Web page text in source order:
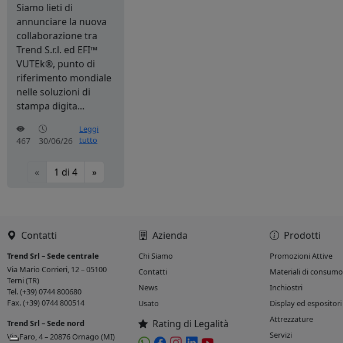
Siamo lieti di
annunciare la nuova
collaborazione tra
Trend S.r.l. ed EFI™
VUTEk®, punto di
riferimento mondiale
nelle soluzioni di
stampa digita...
467 30/06/26
Leggi
tutto
« 1 di 4 »
Contatti
Trend Srl – Sede centrale
Via Mario Corrieri, 12 – 05100
Terni (TR)
Tel. (+39) 0744 800680
Fax. (+39) 0744 800514
Trend Srl – Sede nord
Via Faro, 4 – 20876 Ornago (MI)
Azienda
Chi Siamo
Contatti
News
Usato
Rating di Legalità
Prodotti
Promozioni Attive
Materiali di consumo
Inchiostri
Display ed espositori
Attrezzature
Servizi